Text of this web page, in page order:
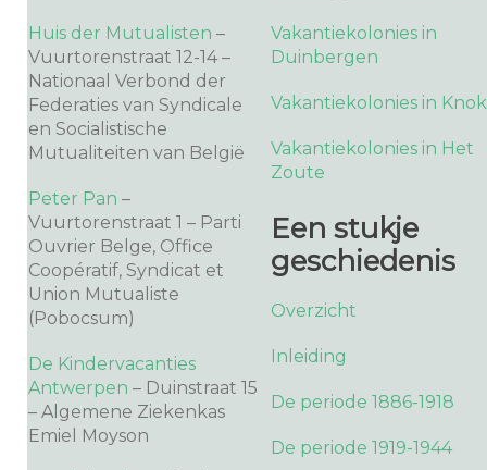
Huis der Mutualisten –
Vuurtorenstraat 12-14 –
Nationaal Verbond der
Federaties van Syndicale
en Socialistische
Mutualiteiten van België
Peter Pan –
Vuurtorenstraat 1 – Parti
Ouvrier Belge, Office
Coopératif, Syndicat et
Union Mutualiste
(Pobocsum)
De Kindervacanties
Antwerpen – Duinstraat 15
– Algemene Ziekenkas
Emiel Moyson
Vakantiekolonies in
Duinbergen
Vakantiekolonies in
Vakantiekolonies in Het
Zoute
Een stukje
geschiedenis
Overzicht
Inleiding
De periode 1886-1918
De periode 1919-1944